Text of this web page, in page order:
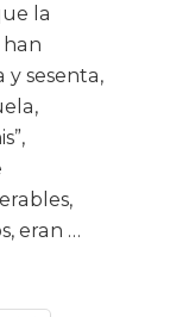
la
han
y sesenta,
eran …